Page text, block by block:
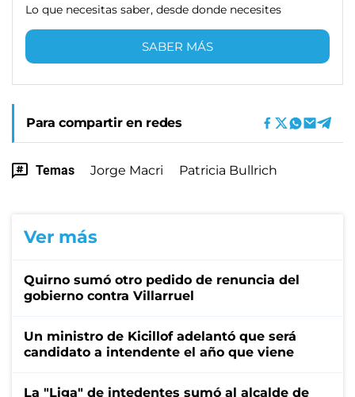
Lo que necesitas saber, desde donde necesites
SABER MÁS
Para compartir en redes
Temas Jorge Macri Patricia Bullrich
Ver más
Quirno sumó otro pedido de renuncia del
gobierno contra Villarruel
Un ministro de Kicillof adelantó que será
candidato a intendente el año que viene
La "Liga" de intedentes sumó al alcalde de